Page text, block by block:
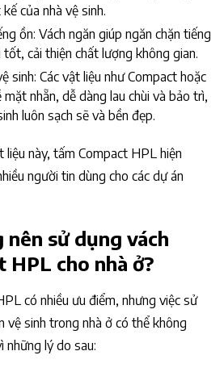
của nhà vệ sinh.
ồn: Vách ngăn giúp ngăn chặn tiếng
cải thiện chất lượng không gian.
sinh: Các vật liệu như Compact hoặc
nhẵn, dễ dàng lau chùi và bảo trì,
luôn sạch sẽ và bền đẹp.
liệu này, tấm Compact HPL hiện
người tin dùng cho các dự án
nên sử dụng vách
HPL cho nhà ở?
có nhiều ưu điểm, nhưng việc sử
vệ sinh trong nhà ở có thể không
những lý do sau: